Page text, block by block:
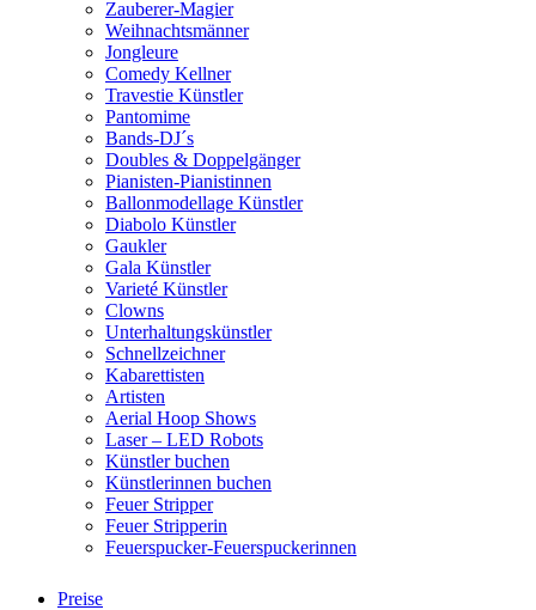
Zauberer-Magier
Weihnachtsmänner
Jongleure
Comedy Kellner
Travestie Künstler
Pantomime
Bands-DJ´s
Doubles & Doppelgänger
Pianisten-Pianistinnen
Ballonmodellage Künstler
Diabolo Künstler
Gaukler
Gala Künstler
Varieté Künstler
Clowns
Unterhaltungskünstler
Schnellzeichner
Kabarettisten
Artisten
Aerial Hoop Shows
Laser – LED Robots
Künstler buchen
Künstlerinnen buchen
Feuer Stripper
Feuer Stripperin
Feuerspucker-Feuerspuckerinnen
Preise